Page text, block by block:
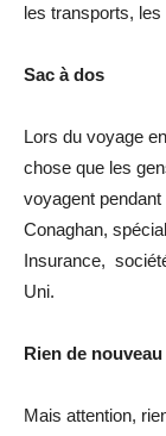
les transports,
Sac à dos
Lors du voyage
chose que les
voyagent
Conaghan,
Insurance,
Uni.
Rien de nouveau
Mais attention,